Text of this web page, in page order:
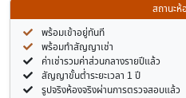
สถานะห้
พร้อมเข้าอยู่ทันที
พร้อมทำสัญญาเช่า
ค่าเช่ารวมค่าส่วนกลางรายปีแล้ว
สัญญาขั้นต่ำระยะเวลา 1 ปี
รูปจริงห้องจริงผ่านการตรวจสอบแล้ว